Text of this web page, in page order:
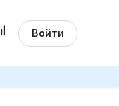
Войти